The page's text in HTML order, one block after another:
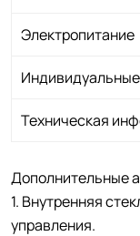
Электропитание
Индивидуальные
Техническая
Дополнительные
1. Внутренняя
управления.